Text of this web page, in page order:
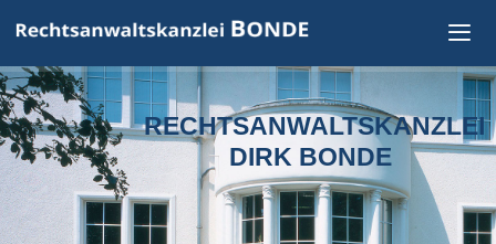
springen
RECHTSANWALTSKANZLEI
DIRK BONDE